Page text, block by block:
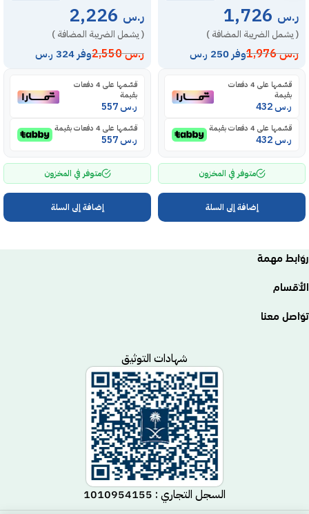
ر.س
( يشمل الضريبة المضافة )
ر.س1,976 وفر 250 ر.س
قسّمها على 4 دفعات
بقيمة
ر.س
قسّمها على 4 دفعات بقيمة
ر.س
متوفر في المخزون
إضافة إلى السلة
ر.س
( يشمل الضريبة المضافة )
ر.س2,550 وفر 324 ر.س
قسّمها على 4 دفعات
بقيمة
ر.س
قسّمها على 4 دفعات بقيمة
ر.س
متوفر في المخزون
إضافة إلى السلة
روابط مهمة
الأقسام
تواصل معنا
شهادات التوثيق
السجل التجاري : 1010954155